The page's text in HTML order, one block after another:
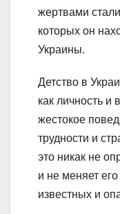
жертвами
которых он
Украины.
Детство в
как личность и
жестокое
трудности и
это никак не
и не меняет
известных и